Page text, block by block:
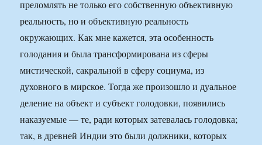
преломлять не только его собственную объективную
реальность, но и объективную реальность
окружающих. Как мне кажется, эта особенность
голодания и была трансформирована из сферы
мистической, сакральной в сферу социума, из
духовного в мирское. Тогда же произошло и дуальное
деление на объект и субъект голодовки, появились
наказуемые — те, ради которых затевалась голодовка;
так, в древней Индии это были должники, которых